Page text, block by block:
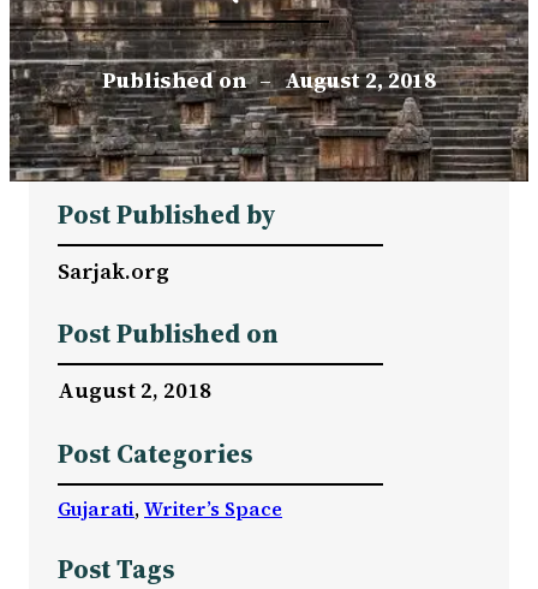
Published on – August 2, 2018
Post Published by
Sarjak.org
Post Published on
August 2, 2018
Post Categories
Gujarati, Writer’s Space
Post Tags